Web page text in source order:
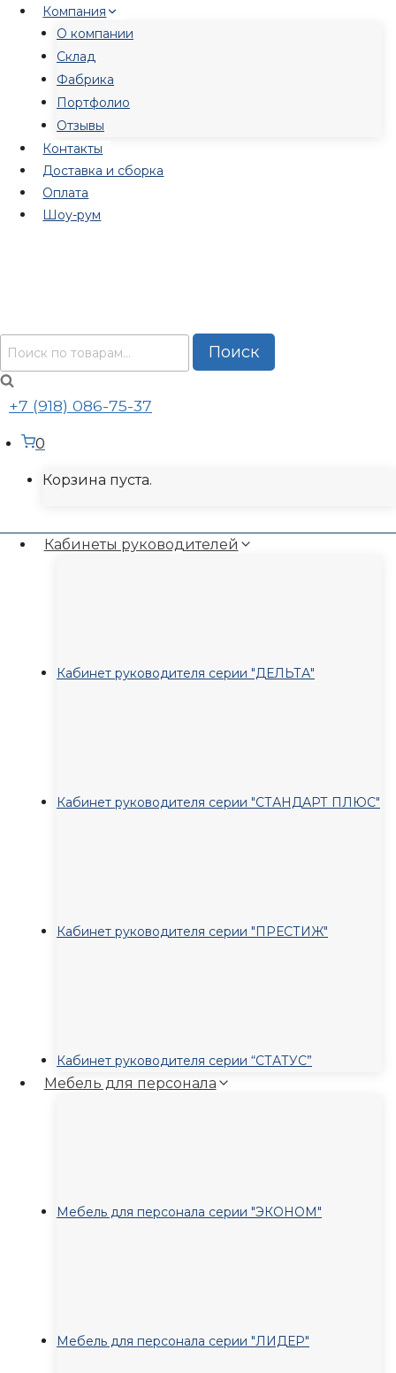
Перейти
содержимому
Компания
О компании
Склад
Фабрика
Портфолио
Отзывы
Контакты
Доставка и сборка
Оплата
Шоу-рум
Поиск
+7 (918) 086-75-37
0
Корзина пуста.
Кабинеты руководителей
Кабинет руководителя серии "ДЕЛЬТА"
Кабинет руководителя серии "СТАНДАРТ ПЛЮС"
Кабинет руководителя серии "ПРЕСТИЖ"
Кабинет руководителя серии “СТАТУС”
Мебель для персонала
Мебель для персонала серии "ЭКОНОМ"
Мебель для персонала серии "ЛИДЕР"